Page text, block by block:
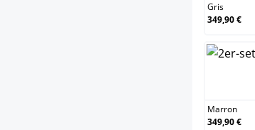
Gris
349,90 €
Marron
349,90 €